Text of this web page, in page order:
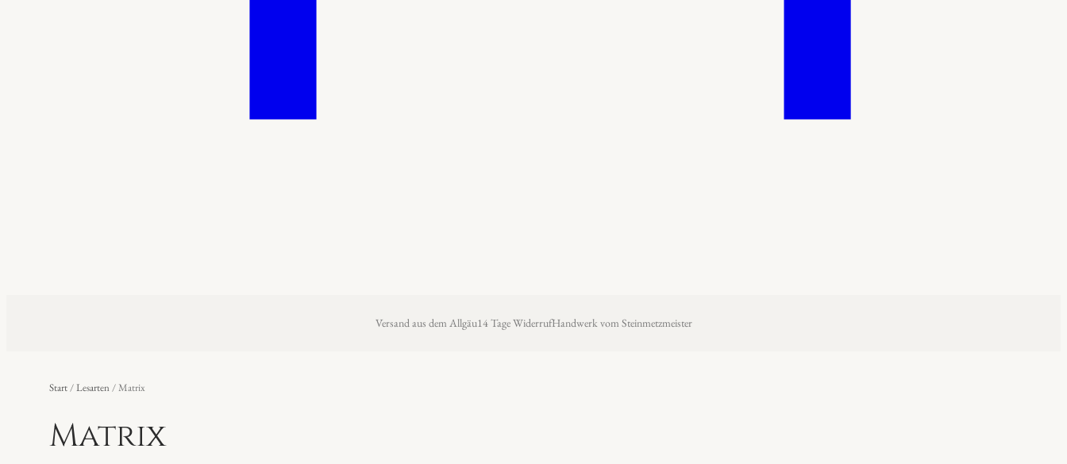
Versand aus dem Allgäu14 Tage WiderrufHandwerk vom Steinmetzmeister
Start/Lesarten/ Matrix
Matrix